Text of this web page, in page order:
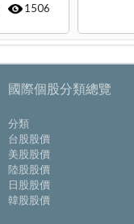
1506
國際個股分類總覽
分類
台股股價
美股股價
陸股股價
日股股價
韓股股價